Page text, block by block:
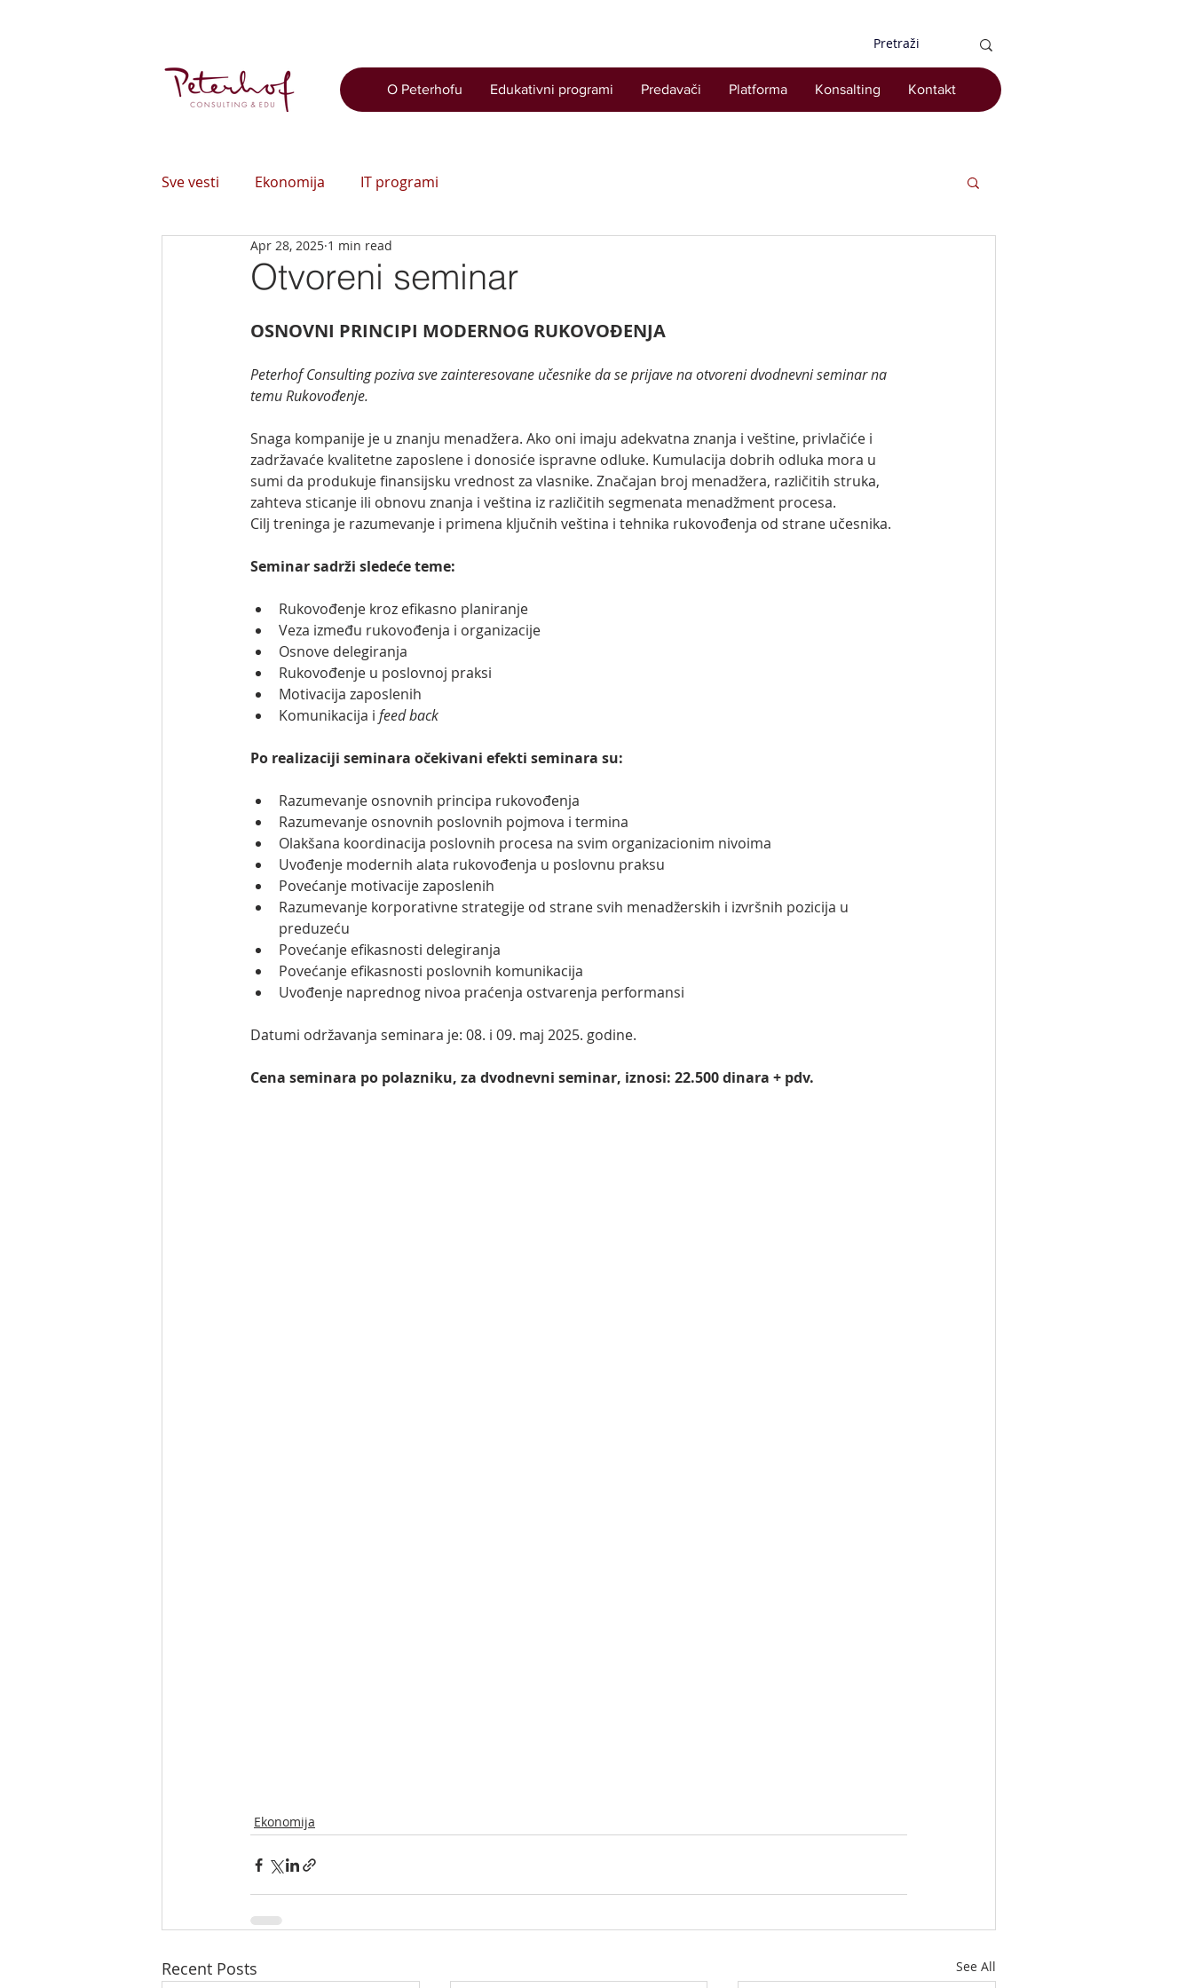
O Peterhofu Edukativni programi Predavači Platforma Konsalting Kontakt
Sve vesti Ekonomija IT programi
Otvoreni seminar
Apr 28, 2025 1 min read
OSNOVNI PRINCIPI MODERNOG RUKOVOĐENJA
Peterhof Consulting poziva sve zainteresovane učesnike da se prijave na otvoreni dvodnevni seminar na
temu Rukovođenje.
Snaga kompanije je u znanju menadžera. Ako oni imaju adekvatna znanja i veštine, privlačiće i
zadržavaće kvalitetne zaposlene i donosiće ispravne odluke. Kumulacija dobrih odluka mora u
sumi da produkuje finansijsku vrednost za vlasnike. Značajan broj menadžera, različitih struka,
zahteva sticanje ili obnovu znanja i veština iz različitih segmenata menadžment procesa.
Cilj treninga je razumevanje i primena ključnih veština i tehnika rukovođenja od strane učesnika.
Seminar sadrži sledeće teme:
Rukovođenje kroz efikasno planiranje
Veza između rukovođenja i organizacije
Osnove delegiranja
Rukovođenje u poslovnoj praksi
Motivacija zaposlenih
Komunikacija i feed back
Po realizaciji seminara očekivani efekti seminara su:
Razumevanje osnovnih principa rukovođenja
Razumevanje osnovnih poslovnih pojmova i termina
Olakšana koordinacija poslovnih procesa na svim organizacionim nivoima
Uvođenje modernih alata rukovođenja u poslovnu praksu
Povećanje motivacije zaposlenih
Razumevanje korporativne strategije od strane svih menadžerskih i izvršnih pozicija u
preduzeću
Povećanje efikasnosti delegiranja
Povećanje efikasnosti poslovnih komunikacija
Uvođenje naprednog nivoa praćenja ostvarenja performansi
Datumi održavanja seminara je: 08. i 09. maj 2025. godine.
Cena seminara po polazniku, za dvodnevni seminar, iznosi: 22.500 dinara + pdv.
Ekonomija
Recent Posts See All